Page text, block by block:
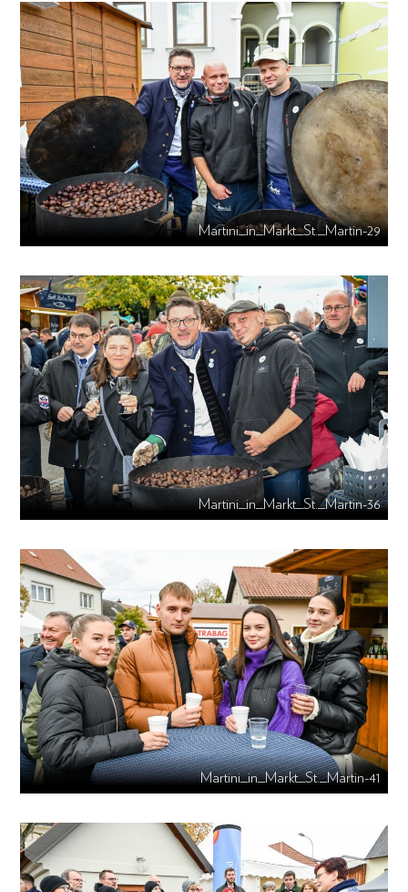
Martini_in_Markt_St._Martin-29
Martini_in_Markt_St._Martin-36
Martini_in_Markt_St._Martin-41